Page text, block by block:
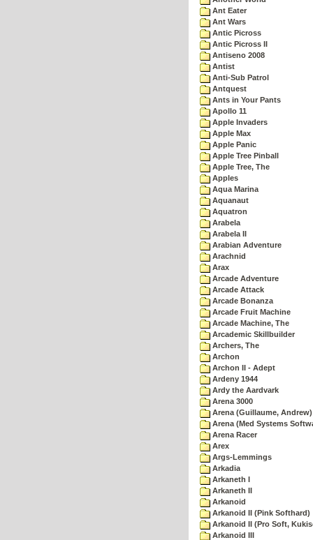
Ant Eater
Ant Wars
Antic Picross
Antic Picross II
Antiseno 2008
Antist
Anti-Sub Patrol
Antquest
Ants in Your Pants
Apollo 11
Apple Invaders
Apple Max
Apple Panic
Apple Tree Pinball
Apple Tree, The
Apples
Aqua Marina
Aquanaut
Aquatron
Arabela
Arabela II
Arabian Adventure
Arachnid
Arax
Arcade Adventure
Arcade Attack
Arcade Bonanza
Arcade Fruit Machine
Arcade Machine, The
Arcademic Skillbuilder
Archers, The
Archon
Archon II - Adept
Ardeny 1944
Ardy the Aardvark
Arena 3000
Arena (Guillaume, Andrew)
Arena (Med Systems
Arena Racer
Arex
Args-Lemmings
Arkadia
Arkaneth I
Arkaneth II
Arkanoid
Arkanoid II (Pink Softhard)
Arkanoid II (Pro Soft,
Arkanoid III